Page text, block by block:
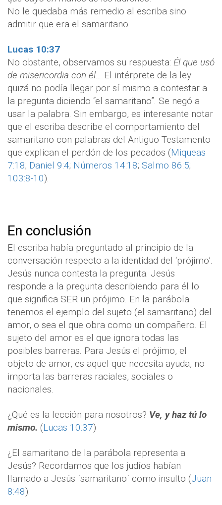
No le quedaba más remedio al escriba sino
admitir que era el samaritano.
Lucas 10:37
No obstante, observamos su respuesta: Él que usó
de misericordia con él… El intérprete de la ley
quizá no podía llegar por sí mismo a contestar a
la pregunta diciendo “el samaritano”. Se negó a
usar la palabra. Sin embargo, es interesante notar
que el escriba describe el comportamiento del
samaritano con palabras del Antiguo Testamento
que explican el perdón de los pecados (Miqueas
7:18; Daniel 9:4; Números 14:18; Salmo 86:5;
103:8-10).
En conclusión
El escriba había preguntado al principio de la
conversación respecto a la identidad del ‘prójimo’.
Jesús nunca contesta la pregunta. Jesús
responde a la pregunta describiendo para él lo
que significa SER un prójimo. En la parábola
tenemos el ejemplo del sujeto (el samaritano) del
amor, o sea el que obra como un compañero. El
sujeto del amor es el que ignora todas las
posibles barreras. Para Jesús el prójimo, el
objeto de amor, es aquel que necesita ayuda, no
importa las barreras raciales, sociales o
nacionales.
¿Qué es la lección para nosotros? Ve, y haz tú lo
mismo. (Lucas 10:37)
¿El samaritano de la parábola representa a
Jesús? Recordamos que los judíos habían
llamado a Jesús ´samaritano´ como insulto (Juan
8:48).